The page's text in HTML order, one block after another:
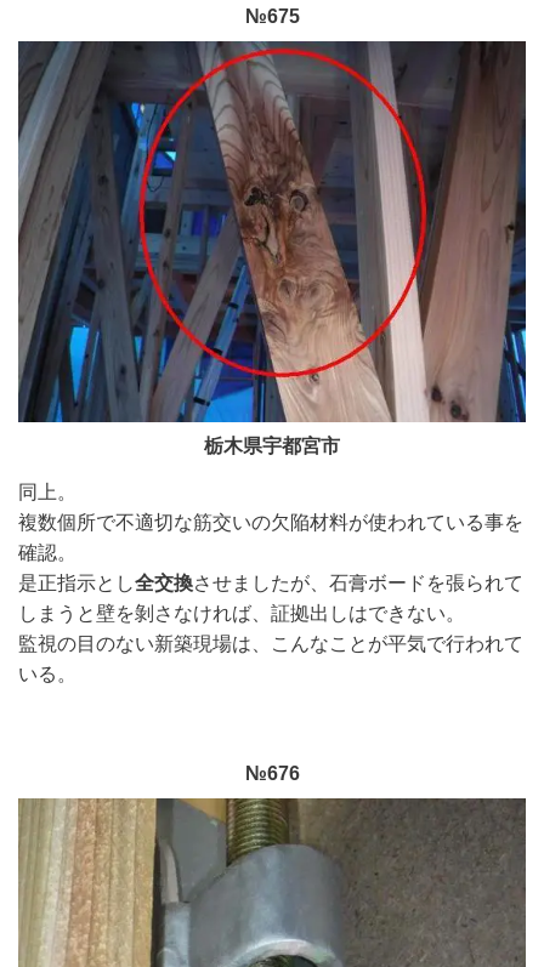
№675
栃木県宇都宮市
同上。
複数個所で不適切な筋交いの欠陥材料が使われている事を
確認。
是正指示とし全交換させましたが、石膏ボードを張られて
しまうと壁を剝さなければ、証拠出しはできない。
監視の目のない新築現場は、こんなことが平気で行われて
いる。
№676